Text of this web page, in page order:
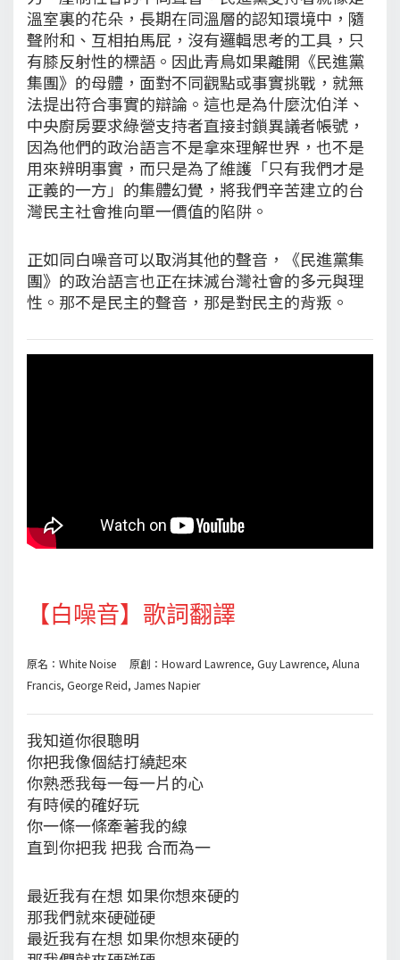
溫室裏的花朵，長期在同溫層的認知環境中，隨
聲附和、互相拍馬屁，沒有邏輯思考的工具，只
有膝反射性的標語。因此青鳥如果離開《民進黨
集團》的母體，面對不同觀點或事實挑戰，就無
法提出符合事實的辯論。這也是為什麼沈伯洋、
中央廚房要求綠營支持者直接封鎖異議者帳號，
因為他們的政治語言不是拿來理解世界，也不是
用來辨明事實，而只是為了維護「只有我們才是
正義的一方」的集體幻覺，將我們辛苦建立的台
灣民主社會推向單一價值的陷阱。
正如同白噪音可以取消其他的聲音，《民進黨集
團》的政治語言也正在抹滅台灣社會的多元與理
性。那不是民主的聲音，那是對民主的背叛。
【白噪音】歌詞翻譯
原名：White Noise 原創：Howard Lawrence, Guy Lawrence, Aluna
Francis, George Reid, James Napier
我知道你很聰明
你把我像個結打繞起來
你熟悉我每一每一片的心
有時候的確好玩
你一條一條牽著我的線
直到你把我 把我 合而為一
最近我有在想 如果你想來硬的
那我們就來硬碰硬
最近我有在想 如果你想來硬的